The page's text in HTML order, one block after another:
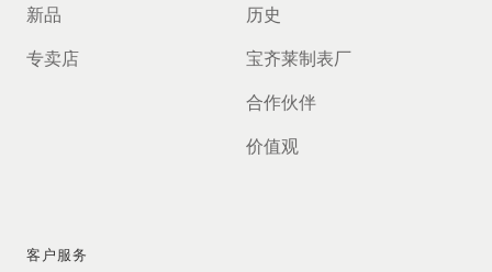
新品
专卖店
历史
宝齐莱制表厂
合作伙伴
价值观
客户服务